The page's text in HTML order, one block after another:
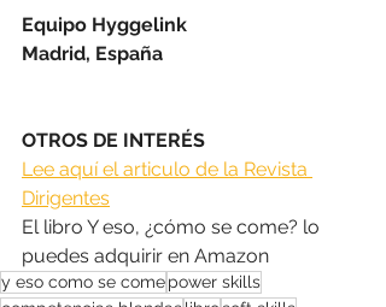
Equipo Hyggelink
Madrid, España
OTROS DE INTERÉS
Lee aquí el articulo de la Revista
Dirigentes
El libro Y eso, ¿cómo se come? lo
puedes adquirir en Amazon
y eso como se comepower skills